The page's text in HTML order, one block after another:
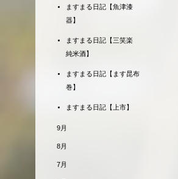
ますまる日記【魚津漆
器】
ますまる日記【三笑楽
純米酒】
ますまる日記【ます昆布
巻】
ますまる日記【上市】
9月
8月
7月